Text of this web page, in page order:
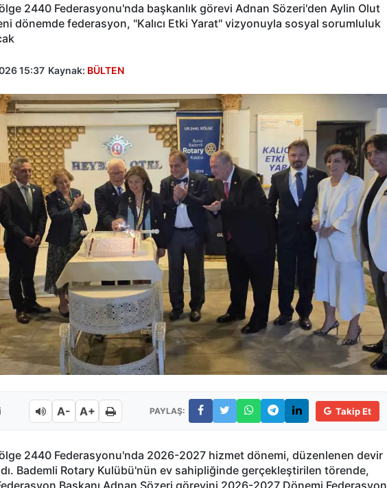
2440 Federasyonu'nda başkanlık görevi Adnan Sözeri'den Aylin Olut
dönemde federasyon, "Kalıcı Etki Yarat" vizyonuyla sosyal sorumluluk
15:37 Kaynak: BÜLTEN
A- A+ PAYLAŞ: Takip Et
2440 Federasyonu'nda 2026-2027 hizmet dönemi, düzenlenen devir
Bademli Rotary Kulübü'nün ev sahipliğinde gerçekleştirilen törende,